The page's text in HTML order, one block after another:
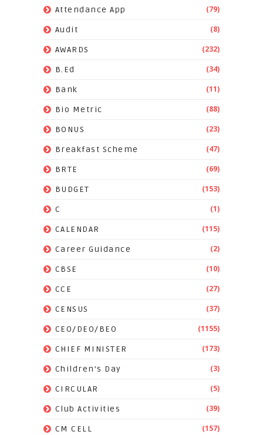
Attendance App (79)
Audit (8)
AWARDS (232)
B.Ed (34)
Bank (11)
Bio Metric (88)
BONUS (23)
Breakfast Scheme (47)
BRTE (69)
BUDGET (153)
C (1)
CALENDAR (115)
Career Guidance (2)
CBSE (10)
CCE (27)
CENSUS (37)
CEO/DEO/BEO (1155)
CHIEF MINISTER (173)
Children's Day (3)
CIRCULAR (5)
Club Activities (39)
CM CELL (157)